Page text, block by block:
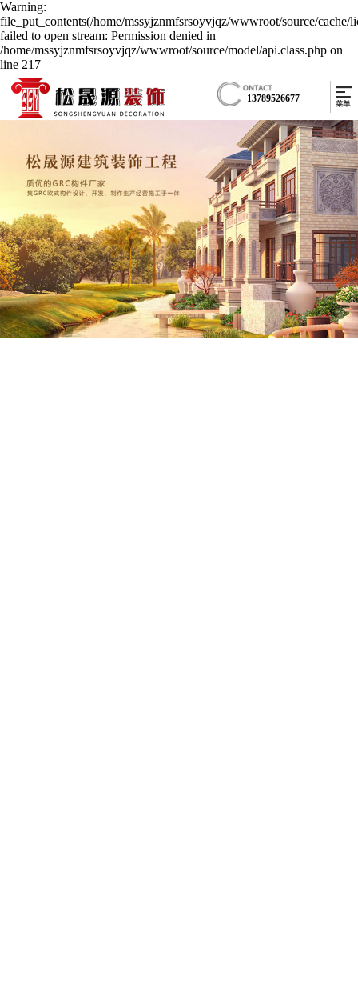
Warning:
file_put_contents(/home/mssyjznmfsrsoyvjqz/wwwroot/source/cache/
failed to open stream: Permission denied in
/home/mssyjznmfsrsoyvjqz/wwwroot/source/model/api.class.php on
line 217
13789526677